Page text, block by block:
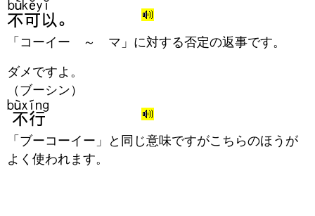
「コーイー ～ マ」に対する否定の返事です。
ダメですよ。
（ブーシン）
「ブーコーイー」と同じ意味ですがこちらのほうが
よく使われます。